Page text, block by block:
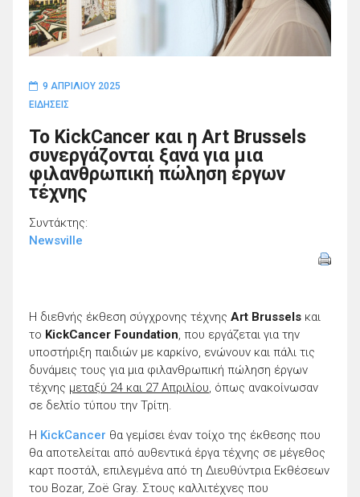
9 ΑΠΡΙΛΊΟΥ 2025
ΕΙΔΗΣΕΙΣ
Το KickCancer και η Art Brussels
συνεργάζονται ξανά για μια
φιλανθρωπική πώληση έργων
τέχνης
Συντάκτης:
Newsville
Η διεθνής έκθεση σύγχρονης τέχνης Art Brussels και
το KickCancer Foundation, που εργάζεται για την
υποστήριξη παιδιών με καρκίνο, ενώνουν και πάλι τις
δυνάμεις τους για μια φιλανθρωπική πώληση έργων
τέχνης μεταξύ 24 και 27 Απριλίου, όπως ανακοίνωσαν
σε δελτίο τύπου την Τρίτη.
Η KickCancer θα γεμίσει έναν τοίχο της έκθεσης που
θα αποτελείται από αυθεντικά έργα τέχνης σε μέγεθος
καρτ ποστάλ, επιλεγμένα από τη Διευθύντρια Εκθέσεων
του Bozar, Zoë Gray. Στους καλλιτέχνες που